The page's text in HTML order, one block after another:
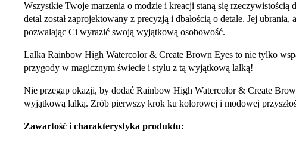
Wszystkie Twoje marzenia o modzie i kreacji staną się
detal został zaprojektowany z precyzją i dbałością o detale. Jej
pozwalając Ci wyrazić swoją wyjątkową osobowość.
Lalka Rainbow High Watercolor & Create Brown Eyes to nie tylko
przygody w magicznym świecie i stylu z tą wyjątkową lalką!
Nie przegap okazji, by dodać Rainbow High Watercolor & Create
wyjątkową lalką. Zrób pierwszy krok ku kolorowej i modowej
Zawartość i charakterystyka produktu: